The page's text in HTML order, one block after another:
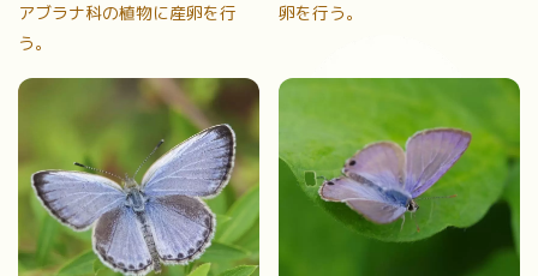
アブラナ科の植物に産卵を行
う。
卵を行う。